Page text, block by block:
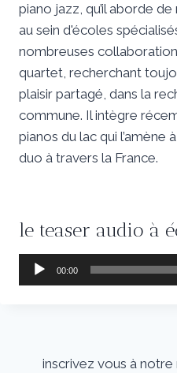
piano jazz, qu’il aborde
au sein d'écoles
nombreuses
quartet, recherchant
plaisir partagé, dans la
commune. Il intègre
pianos du lac qui l’amène
duo à travers la France.
le teaser audio à
e
00:00
inscrivez vous à